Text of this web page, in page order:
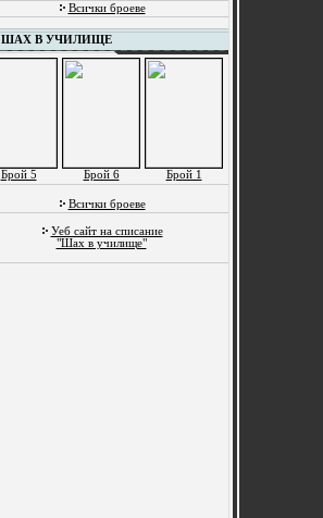
Всички броеве
ШАХ В УЧИЛИЩЕ
Брой 5 Брой 6 Брой 1
Всички броеве
Уеб сайт на списание
"Шах в училище"